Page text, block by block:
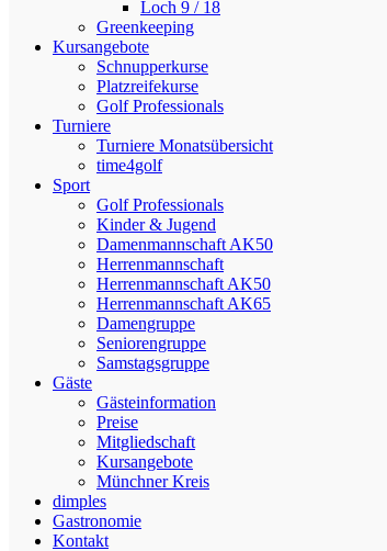
Loch 9 / 18
Greenkeeping
Kursangebote
Schnupperkurse
Platzreifekurse
Golf Professionals
Turniere
Turniere Monatsübersicht
time4golf
Sport
Golf Professionals
Kinder & Jugend
Damenmannschaft AK50
Herrenmannschaft
Herrenmannschaft AK50
Herrenmannschaft AK65
Damengruppe
Seniorengruppe
Samstagsgruppe
Gäste
Gästeinformation
Preise
Mitgliedschaft
Kursangebote
Münchner Kreis
dimples
Gastronomie
Kontakt